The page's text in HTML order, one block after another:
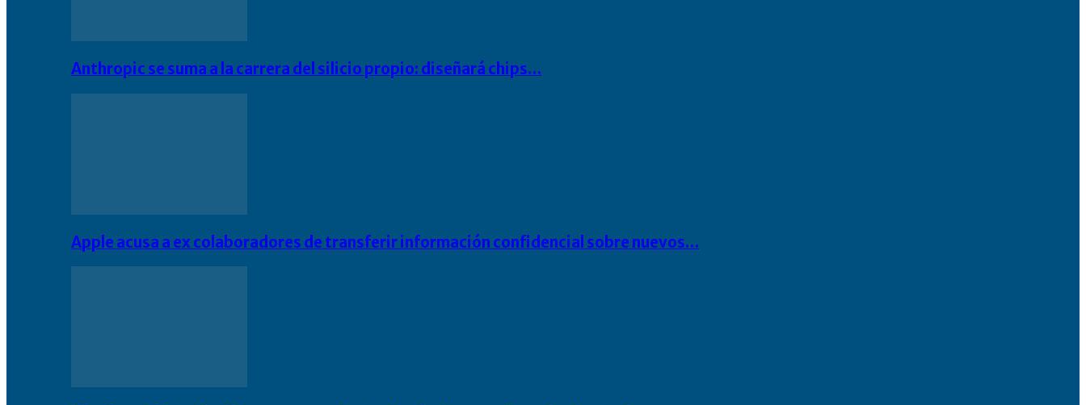
Anthropic se suma a la carrera del silicio propio: diseñará chips…
Apple acusa a ex colaboradores de transferir información confidencial sobre nuevos…